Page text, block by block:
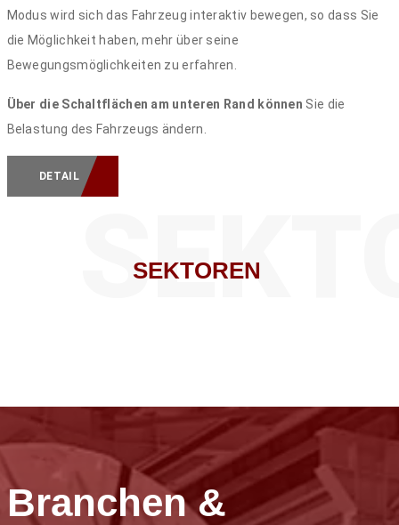
Modus wird sich das Fahrzeug interaktiv bewegen, so dass Sie
die Möglichkeit haben, mehr über seine
Bewegungsmöglichkeiten zu erfahren.
Über die Schaltflächen am unteren Rand können Sie die
Belastung des Fahrzeugs ändern.
DETAIL
SEKTOREN
Branchen &